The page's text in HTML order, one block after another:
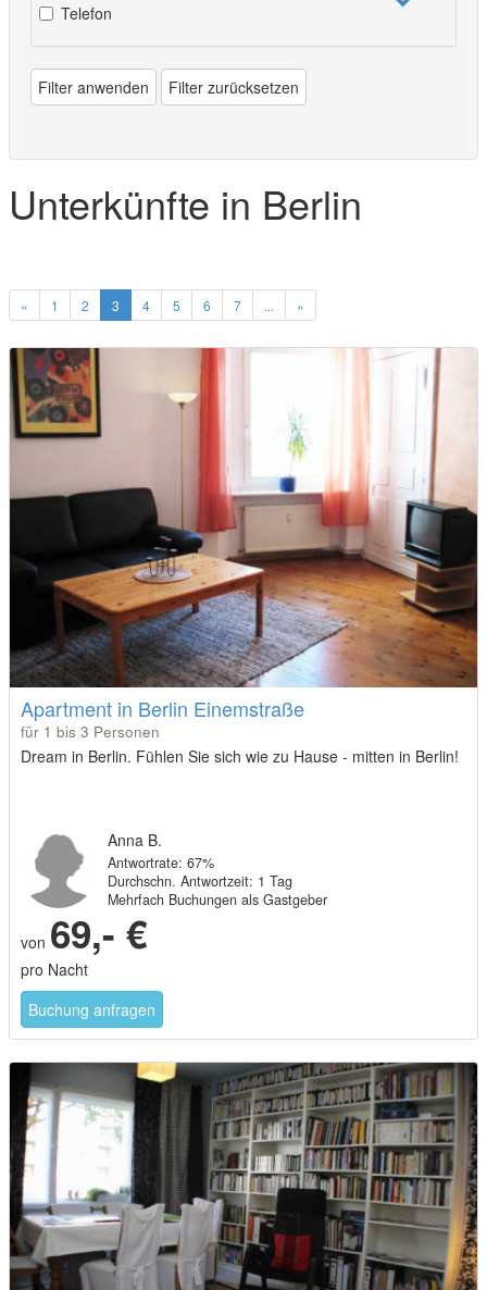
Telefon
Filter anwenden Filter zurücksetzen
Unterkünfte in Berlin
« 1 2 3 4 5 6 7 ... »
Apartment in Berlin Einemstraße
für 1 bis 3 Personen
Dream in Berlin. Fühlen Sie sich wie zu Hause - mitten in Berlin!
Anna B.
Antwortrate: 67%
Durchschn. Antwortzeit: 1 Tag
Mehrfach Buchungen als Gastgeber
von 69,- €
pro Nacht
Buchung anfragen